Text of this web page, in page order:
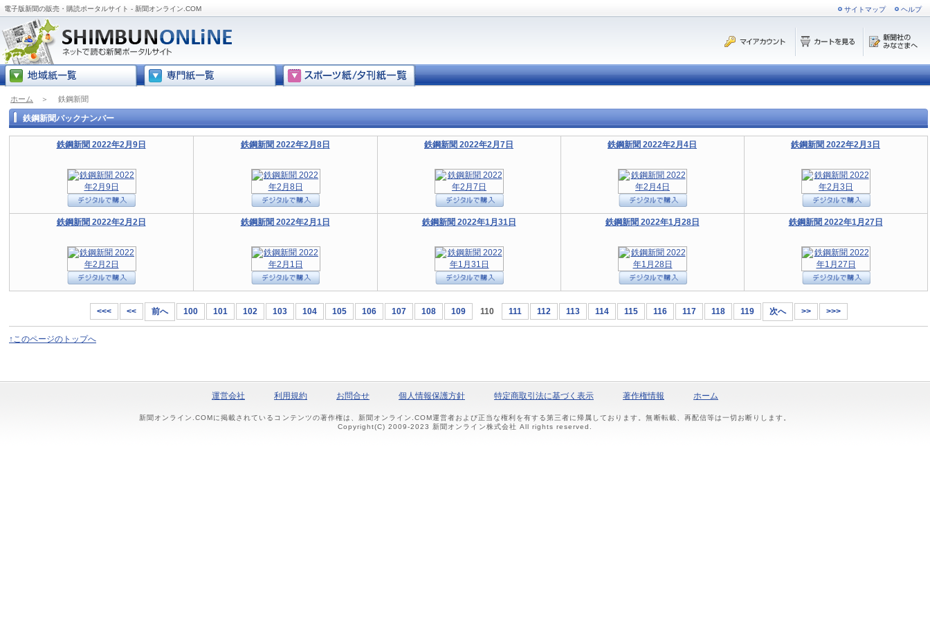
電子版新聞の販売・購読ポータルサイト - 新聞オンライン.COM サイトマップ ヘルプ
ホーム ＞ 鉄鋼新聞
鉄鋼新聞バックナンバー
鉄鋼新聞 2022年2月9日 鉄鋼新聞 2022年2月8日 鉄鋼新聞 2022年2月7日 鉄鋼新聞 2022年2月4日 鉄鋼新聞 2022年2月3日
鉄鋼新聞 2022年2月2日 鉄鋼新聞 2022年2月1日 鉄鋼新聞 2022年1月31日 鉄鋼新聞 2022年1月28日 鉄鋼新聞 2022年1月27日
<<< << 前へ 100 101 102 103 104 105 106 107 108 109 110 111 112 113 114 115 116 117 118 119 次へ >> >>>
↑このページのトップへ
運営会社 利用規約 お問合せ 個人情報保護方針 特定商取引法に基づく表示 著作権情報 ホーム
新聞オンライン.COMに掲載されているコンテンツの著作権は、新聞オンライン.COM運営者および正当な権利を有する第三者に帰属しております。無断転載、再配信等は一切お断りします。
Copyright(C) 2009-2023 新聞オンライン株式会社 All rights reserved.